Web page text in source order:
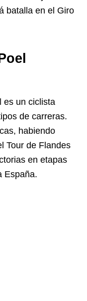
batalla en el Giro
es un ciclista
de carreras.
habiendo
Tour de Flandes
en etapas
España.